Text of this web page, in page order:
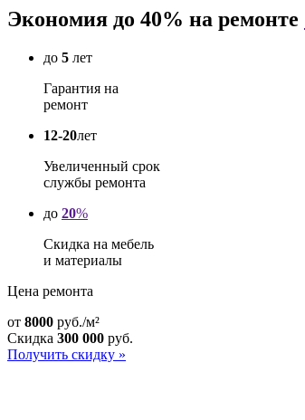
Экономия до 40% на ремонте
до 5 лет
Гарантия на
ремонт
12-20лет
Увеличенный срок
службы ремонта
до 20%
Скидка на мебель
и материалы
Цена ремонта
от 8000 руб./м²
Скидка 300 000 руб.
Получить скидку »